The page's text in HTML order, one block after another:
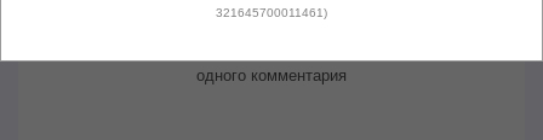
одного комментария
321645700011461)